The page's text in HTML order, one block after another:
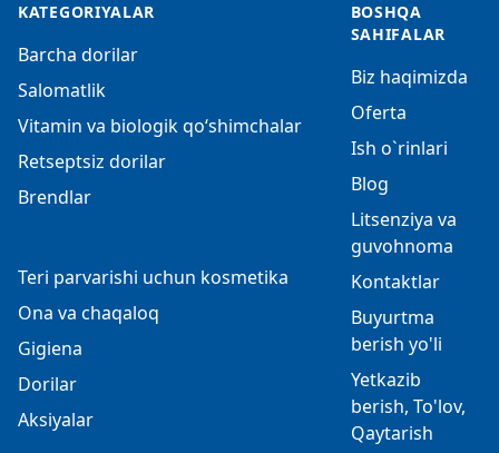
KATEGORIYALAR
Barcha dorilar
Salomatlik
Vitamin va biologik qo‘shimchalar
Retseptsiz dorilar
Brendlar
Teri parvarishi uchun kosmetika
Ona va chaqaloq
Gigiena
Dorilar
Aksiyalar
BOSHQA
SAHIFALAR
Biz haqimizda
Oferta
Ish o`rinlari
Blog
Litsenziya va
guvohnoma
Kontaktlar
Buyurtma
berish yo'li
Yetkazib
berish, To'lov,
Qaytarish